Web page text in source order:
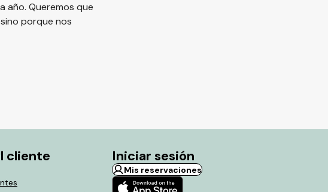
año. Queremos que
porque nos
cliente Iniciar sesión
Mis reservaciones